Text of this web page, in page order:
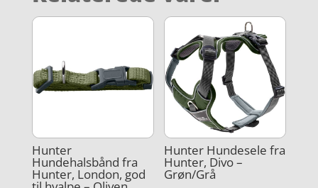
Hunter
Hundehalsbånd fra
Hunter, London, god
Hunter Hundesele fra
Hunter, Divo –
Grøn/Grå